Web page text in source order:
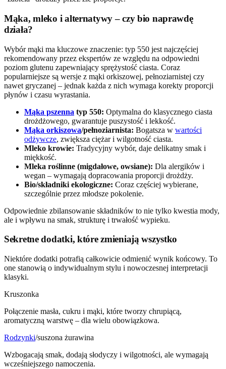
Mąka, mleko i alternatywy – czy bio naprawdę
działa?
Wybór mąki ma kluczowe znaczenie: typ 550 jest najczęściej
rekomendowany przez ekspertów ze względu na odpowiedni
poziom glutenu zapewniający sprężystość ciasta. Coraz
popularniejsze są wersje z mąki orkiszowej, pełnoziarnistej czy
nawet gryczanej – jednak każda z nich wymaga korekty proporcji
płynów i czasu wyrastania.
Mąka pszenna typ 550: Optymalna do klasycznego ciasta
drożdżowego, gwarantuje puszystość i lekkość.
Mąka orkiszowa/pełnoziarnista: Bogatsza w wartości
odżywcze, zwiększa ciężar i wilgotność ciasta.
Mleko krowie: Tradycyjny wybór, daje delikatny smak i
miękkość.
Mleka roślinne (migdałowe, owsiane): Dla alergików i
wegan – wymagają dopracowania proporcji drożdży.
Bio/składniki ekologiczne: Coraz częściej wybierane,
szczególnie przez młodsze pokolenie.
Odpowiednie zbilansowanie składników to nie tylko kwestia mody,
ale i wpływu na smak, strukturę i trwałość wypieku.
Sekretne dodatki, które zmieniają wszystko
Niektóre dodatki potrafią całkowicie odmienić wynik końcowy. To
one stanowią o indywidualnym stylu i nowoczesnej interpretacji
klasyki.
Kruszonka
Połączenie masła, cukru i mąki, które tworzy chrupiącą,
aromatyczną warstwę – dla wielu obowiązkowa.
Rodzynki/suszona żurawina
Wzbogacają smak, dodają słodyczy i wilgotności, ale wymagają
wcześniejszego namoczenia.